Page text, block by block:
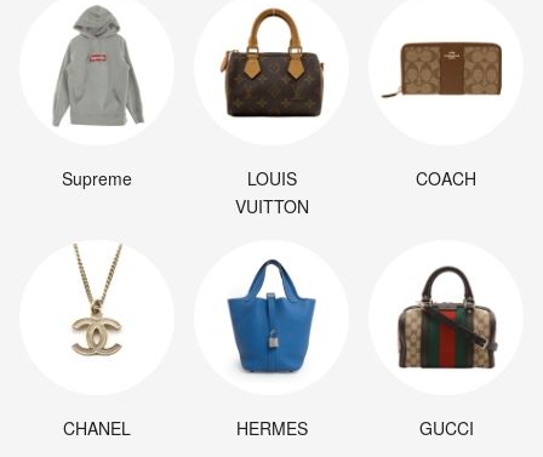
Supreme
LOUIS
VUITTON
COACH
CHANEL HERMES GUCCI